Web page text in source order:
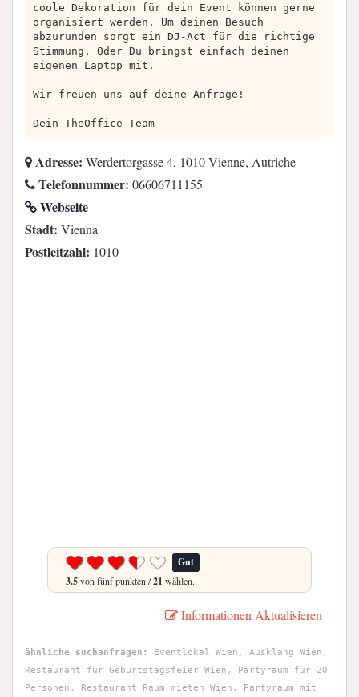
coole Dekoration für dein Event können gerne
organisiert werden. Um deinen Besuch
abzurunden sorgt ein DJ-Act für die richtige
Stimmung. Oder Du bringst einfach deinen
eigenen Laptop mit.
Wir freuen uns auf deine Anfrage!
Dein TheOffice-Team
Adresse: Werdertorgasse 4, 1010 Vienne, Autriche
Telefonnummer: 06606711155
Webseite
Stadt: Vienna
Postleitzahl: 1010
Gut
3.5von fünf punkten /21 wählen.
Informationen Aktualisieren
ähnliche suchanfragen:
Eventlokal Wien, Ausklang Wien,
Restaurant für Geburtstagsfeier Wien, Partyraum für 20
Personen, Restaurant Raum mieten Wien, Partyraum mit